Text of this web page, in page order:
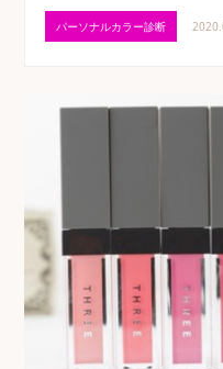
パーソナルカラー診断